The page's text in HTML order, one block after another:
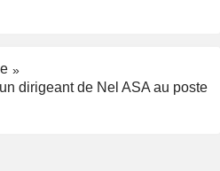
dirigeant de Nel ASA au poste